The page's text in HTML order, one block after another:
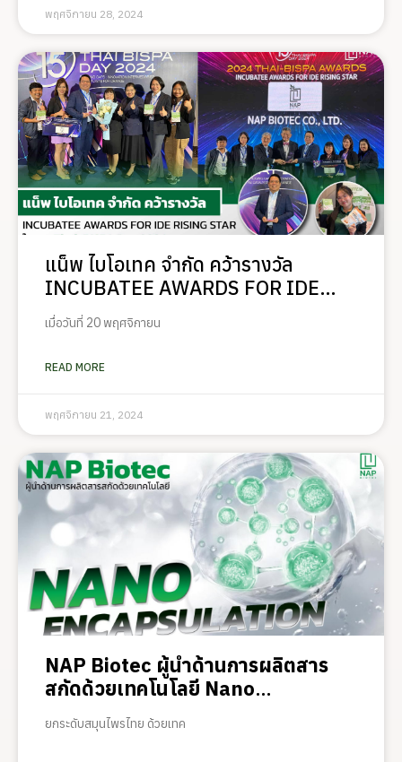
พฤศจิกายน 28, 2024
แน็พ ไบโอเทค จำกัด คว้ารางวัล
INCUBATEE AWARDS FOR IDE
RISING STAR ในงาน Thai-BISPA
Day 2024
เมื่อวันที่ 20 พฤศจิกายน
READ MORE
พฤศจิกายน 21, 2024
NAP Biotec ผู้นำด้านการผลิตสาร
สกัดด้วยเทคโนโลยี Nano
Encapsulation
ยกระดับสมุนไพรไทย ด้วยเทค